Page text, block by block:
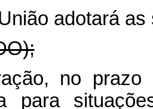
adotará
no
para